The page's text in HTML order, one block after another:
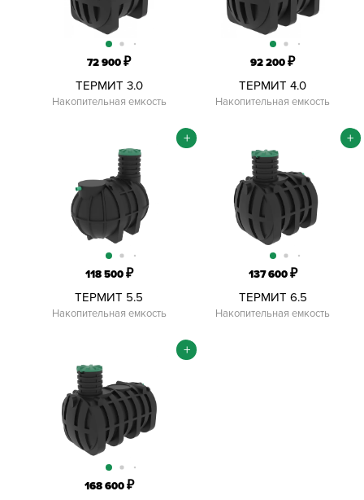
72 900₽
ТЕРМИТ 3.0
Накопительная емкость
92 200₽
ТЕРМИТ 4.0
Накопительная емкость
118 500₽
ТЕРМИТ 5.5
Накопительная емкость
+
137 600₽
ТЕРМИТ 6.5
Накопительная емкость
+
168 600₽
+